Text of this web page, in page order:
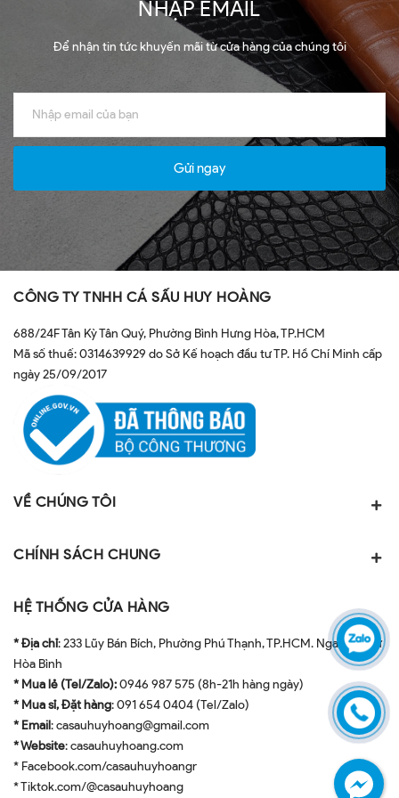
NHẬP EMAIL
Để nhận tin tức khuyến mãi từ cửa hàng của chúng tôi
Gửi ngay
CÔNG TY TNHH CÁ SẤU HUY HOÀNG
688/24F Tân Kỳ Tân Quý, Phường Bình Hưng Hòa, TP.HCM
Mã số thuế: 0314639929 do Sở Kế hoạch đầu tư TP. Hồ Chí Minh cấp
ngày 25/09/2017
VỀ CHÚNG TÔI
CHÍNH SÁCH CHUNG
HỆ THỐNG CỬA HÀNG
* Địa chỉ: 233 Lũy Bán Bích, Phường Phú Thạnh, TP.HCM. Ngay ngã tư
Hòa Bình
* Mua lẻ (Tel/Zalo):0946 987 575 (8h-21h hàng ngày)
* Mua sỉ, Đặt hàng: 091 654 0404 (Tel/Zalo)
* Email: casauhuyhoang@gmail.com
* Website: casauhuyhoang.com
* Facebook.com/casauhuyhoangr
* Tiktok.com/@casauhuyhoang